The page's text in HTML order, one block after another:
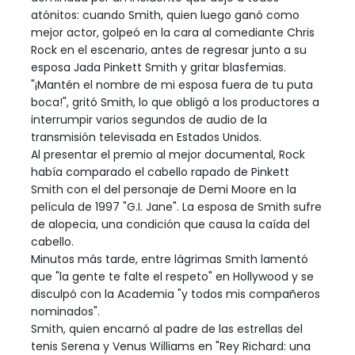
atónitos: cuando Smith, quien luego ganó como
mejor actor, golpeó en la cara al comediante Chris
Rock en el escenario, antes de regresar junto a su
esposa Jada Pinkett Smith y gritar blasfemias.
"¡Mantén el nombre de mi esposa fuera de tu puta
boca!", gritó Smith, lo que obligó a los productores a
interrumpir varios segundos de audio de la
transmisión televisada en Estados Unidos.
Al presentar el premio al mejor documental, Rock
había comparado el cabello rapado de Pinkett
Smith con el del personaje de Demi Moore en la
película de 1997 "G.I. Jane". La esposa de Smith sufre
de alopecia, una condición que causa la caída del
cabello.
Minutos más tarde, entre lágrimas Smith lamentó
que "la gente te falte el respeto" en Hollywood y se
disculpó con la Academia "y todos mis compañeros
nominados".
Smith, quien encarnó al padre de las estrellas del
tenis Serena y Venus Williams en "Rey Richard: una